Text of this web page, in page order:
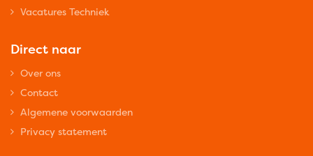
Vacatures Techniek
Direct naar
Over ons
Contact
Algemene voorwaarden
Privacy statement